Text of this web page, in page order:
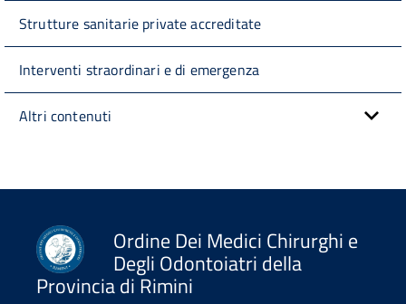
Strutture sanitarie private accreditate
Interventi straordinari e di emergenza
Altri contenuti
Ordine Dei Medici Chirurghi e
Degli Odontoiatri della
Provincia di Rimini